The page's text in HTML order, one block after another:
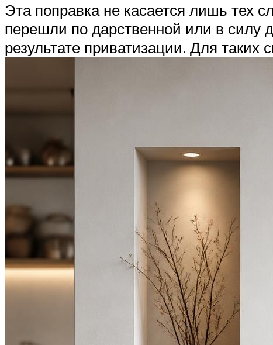
Эта поправка не касается лишь тех
перешли по дарственной или в силу
результате приватизации. Для таких